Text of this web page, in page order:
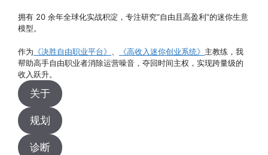
拥有 20 余年全球化实战积淀，专注研究“自由且高盈利”的迷你生意
模型。
作为 《决胜自由职业平台》 《高收入迷你创业系统》 主教练，我
帮助高手自由职业者消除运营噪音，夺回时间主权，实现跨量级的
收入跃升。
关于
规划
诊断